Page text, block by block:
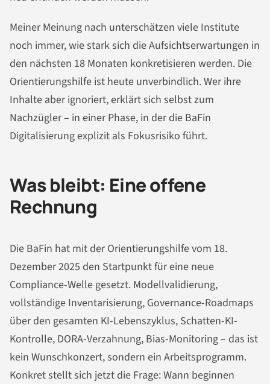
Meiner Meinung nach unterschätzen viele Institute
noch immer, wie stark sich die Aufsichtserwartungen in
den nächsten 18 Monaten konkretisieren werden. Die
Orientierungshilfe ist heute unverbindlich. Wer ihre
Inhalte aber ignoriert, erklärt sich selbst zum
Nachzügler – in einer Phase, in der die BaFin
Digitalisierung explizit als Fokusrisiko führt.
Was bleibt: Eine offene
Rechnung
Die BaFin hat mit der Orientierungshilfe vom 18.
Dezember 2025 den Startpunkt für eine neue
Compliance-Welle gesetzt. Modellvalidierung,
vollständige Inventarisierung, Governance-Roadmaps
über den gesamten KI-Lebenszyklus, Schatten-KI-
Kontrolle, DORA-Verzahnung, Bias-Monitoring – das ist
kein Wunschkonzert, sondern ein Arbeitsprogramm.
Konkret stellt sich jetzt die Frage: Wann beginnen